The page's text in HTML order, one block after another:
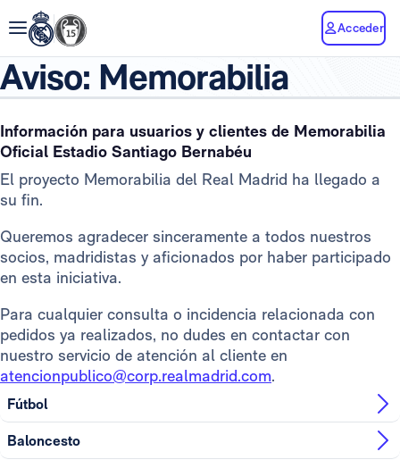
Acceder
Aviso: Memorabilia
Información para usuarios y clientes de Memorabilia
Oficial Estadio Santiago Bernabéu
El proyecto Memorabilia del Real Madrid ha llegado a
su fin.
Queremos agradecer sinceramente a todos nuestros
socios, madridistas y aficionados por haber participado
en esta iniciativa.
Para cualquier consulta o incidencia relacionada con
pedidos ya realizados, no dudes en contactar con
nuestro servicio de atención al cliente en
atencionpublico@corp.realmadrid.com.
Fútbol
Baloncesto